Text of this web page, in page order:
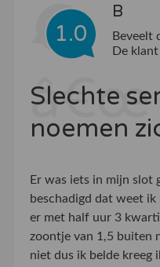
1.0
B
Beveelt
De
Slechte
noemen
Er was iets in mijn slot
beschadigd dat weet ik
er met half uur 3
zoontje van 1,5 buiten
niet dus ik belde kreeg